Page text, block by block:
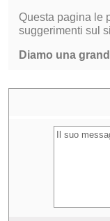
Questa pagina le
suggerimenti sul
Diamo una